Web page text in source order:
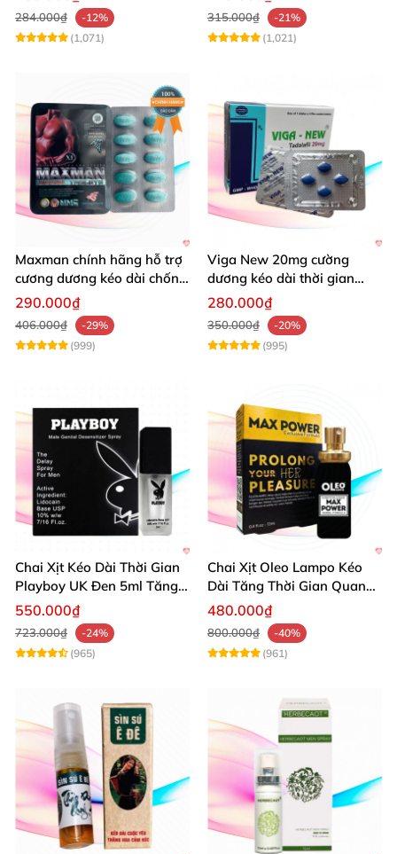
284.000₫
-12%
(1,071)
315.000₫
-21%
(1,021)
Maxman chính hãng hỗ trợ
cương dương kéo dài chống
xuất tinh sớm 10 viên
290.000₫
406.000₫
-29%
(999)
Viga New 20mg cường
dương kéo dài thời gian
chống xuất tinh hiệu quả
280.000₫
350.000₫
-20%
(995)
Chai Xịt Kéo Dài Thời Gian
Playboy UK Đen 5ml Tăng
Khoái Cảm
550.000₫
723.000₫
-24%
(965)
Chai Xịt Oleo Lampo Kéo
Dài Tăng Thời Gian Quan
Hệ Chính Hãng
480.000₫
800.000₫
-40%
(961)